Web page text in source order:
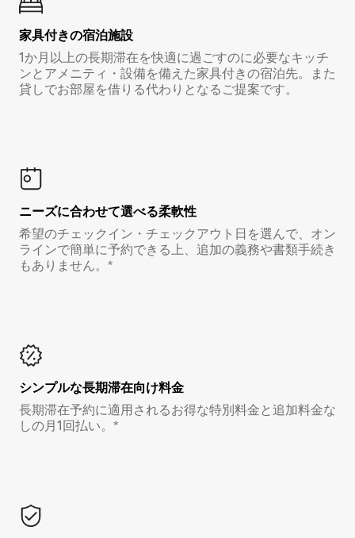
家具付き⁠の宿⁠泊⁠施⁠設
1か月以上の長期滞在を快適に過ごすのに必要なキッチ
ンとアメニティ・設備を備えた家具付きの宿泊先。また
貸しでお部屋を借りる代わりとなるご提案です。
ニーズに合わせて選べる柔軟性
希望のチェックイン・チェックアウト日を選んで、オン
ラインで簡単に予約できる上、追加の義務や書類手続き
もありません。*
シンプルな長期滞在向け料金
長期滞在予約に適用されるお得な特別料金と追加料金な
しの月1回払い。*